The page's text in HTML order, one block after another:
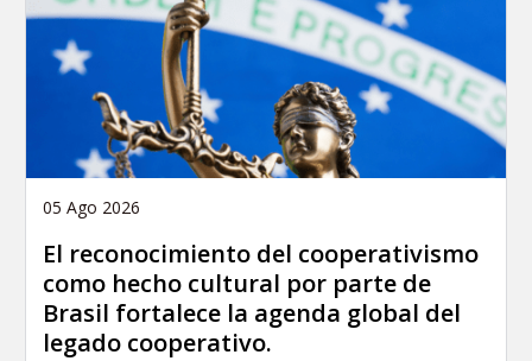
05 Ago 2026
El reconocimiento del cooperativismo
como hecho cultural por parte de
Brasil fortalece la agenda global del
legado cooperativo.